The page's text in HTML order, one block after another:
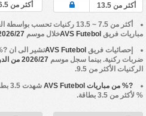
أكثر من 13.5
أكثر من 6.5
أكثر من 7.5 ~ 13.5 ركنيات تحسب
مباريات فريق AVS Futebolخلال موسم 2026/27 من الدوري
إحصائيات فريق AVS Futebol
ضربات ركنية. بينما سجل موسم 2026/27 من الدوري المحترف
الركنيات الأكثر من 9.5.
?% من مباريات AVS Futebol شهدت 3.5 بطاقة.بينما معدل
% لأكثر من 3.5 بطاقة.